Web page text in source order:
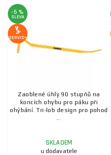
-5 %
SLEVA
SERVIS+
Zaoblené úhly 90 stupňů na
koncích ohybu pro páku při
ohýbání. Tri-lob design pro pohod
...
SKLADEM
u dodavatele